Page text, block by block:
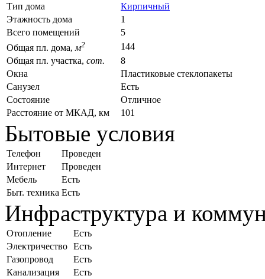
Тип дома
Кирпичный
Этажность дома
1
Всего помещений
5
Общая пл. дома, м2
144
Общая пл. участка, сот.
8
Окна
Пластиковые стеклопакеты
Санузел
Есть
Состояние
Отличное
Расстояние от МКАД, км
101
Бытовые условия
Телефон
Проведен
Интернет
Проведен
Мебель
Есть
Быт. техника Есть
Инфраструктура и
Отопление
Есть
Электричество Есть
Газопровод
Есть
Канализация
Есть